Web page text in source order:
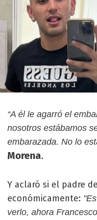
“A él le agarró el
nosotros estábamos
embarazada. No lo
Morena.
Y aclaró si el padre
económicamente:
verlo, ahora